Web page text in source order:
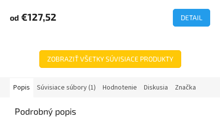
od €127,52 DETAIL
ZOBRAZIŤ VŠETKY SÚVISIACE PRODUKTY
Popis Súvisiace súbory (1) Hodnotenie Diskusia Značka
Podrobný popis